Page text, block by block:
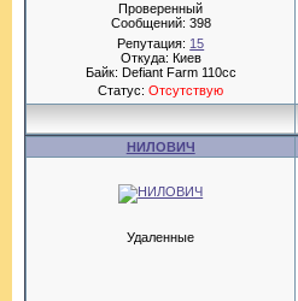
Проверенный
Сообщений: 398
Репутация: 15
Откуда: Киев
Байк: Defiant Farm 110cc
Статус:Отсутствую
НИЛОВИЧ
Удаленные